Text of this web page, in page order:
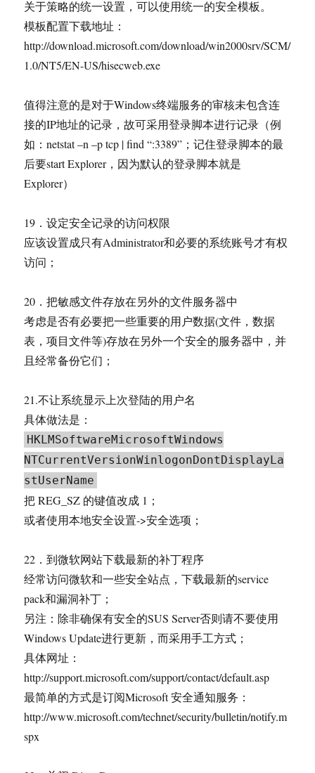
关于策略的统一设置，可以使用统一的安全模板。
模板配置下载地址：
http://download.microsoft.com/download/win2000srv/SCM/
1.0/NT5/EN-US/hisecweb.exe
值得注意的是对于Windows终端服务的审核未包含连
接的IP地址的记录，故可采用登录脚本进行记录（例
如：netstat –n –p tcp | find “:3389”；记住登录脚本的最
后要start Explorer，因为默认的登录脚本就是
Explorer）
19．设定安全记录的访问权限
应该设置成只有Administrator和必要的系统账号才有权
访问；
20．把敏感文件存放在另外的文件服务器中
考虑是否有必要把一些重要的用户数据(文件，数据
表，项目文件等)存放在另外一个安全的服务器中，并
且经常备份它们；
21.不让系统显示上次登陆的用户名
具体做法是：
HKLMSoftwareMicrosoftWindows
NTCurrentVersionWinlogonDontDisplayLa
stUserName
把 REG_SZ 的键值改成 1；
或者使用本地安全设置->安全选项；
22．到微软网站下载最新的补丁程序
经常访问微软和一些安全站点，下载最新的service
pack和漏洞补丁；
另注：除非确保有安全的SUS Server否则请不要使用
Windows Update进行更新，而采用手工方式；
具体网址：
http://support.microsoft.com/support/contact/default.asp
最简单的方式是订阅Microsoft 安全通知服务：
http://www.microsoft.com/technet/security/bulletin/notify.m
spx